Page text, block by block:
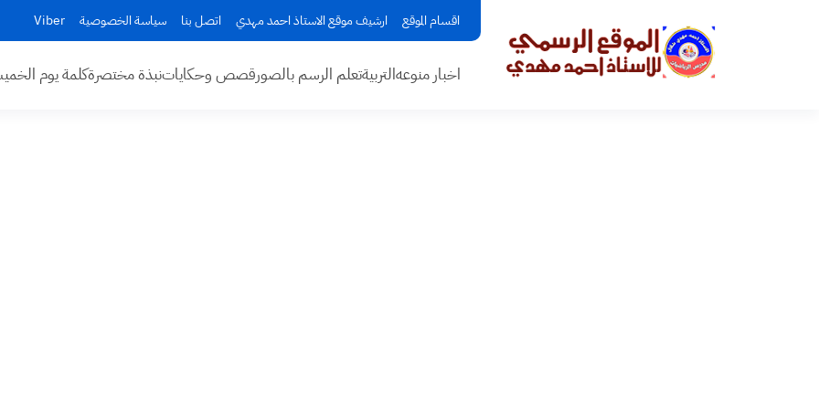
اقسام الموقع ارشيف موقع الاستاذ احمد مهدي اتصل بنا سياسة الخصوصية Viber
اخبار منوعهالتربيةتعلم الرسم بالصورقصص وحكاياتنبذة مختصرةكلمة يوم